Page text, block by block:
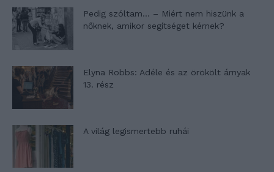
Pedig szóltam… – Miért nem hiszünk a
nőknek, amikor segítséget kérnek?
Elyna Robbs: Adéle és az örökölt árnyak
13. rész
A világ legismertebb ruhái